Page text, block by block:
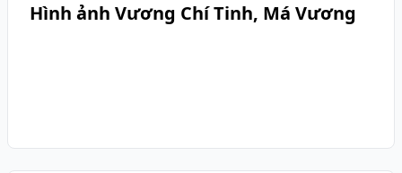
Hình ảnh Vương Chí Tinh, Má Vương